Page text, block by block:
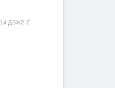
даже с